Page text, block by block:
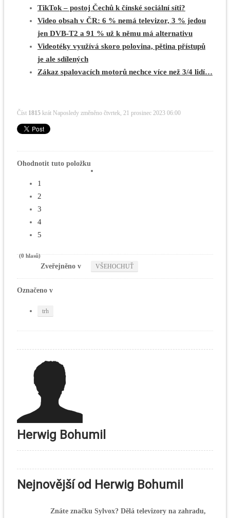
TikTok – postoj Čechů k čínské sociální síti?
Video obsah v ČR: 6 % nemá televizor, 3 % jedou
jen DVB-T2 a 91 % už k němu má alternativu
Videotéky využívá skoro polovina, pětina přístupů
je ale sdílených
Zákaz spalovacích motorů nechce více než 3/4 lidí…
Číst 1815 krát Naposledy změněno čtvrtek, 21 prosinec 2023 06:00
Ohodnotit tuto položku
1
2
3
4
5
(0 hlasů)
Zveřejněno v VŠEHOCHUŤ
Označeno v
trh
Herwig Bohumil
Nejnovější od Herwig Bohumil
Znáte značku Sylvox? Dělá televizory na zahradu,